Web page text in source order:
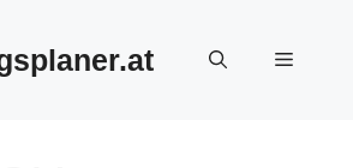
Menü